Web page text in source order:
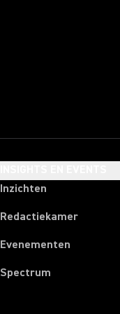
Inzichten
Redactiekamer
Evenementen
Spectrum